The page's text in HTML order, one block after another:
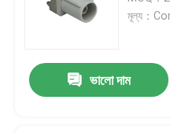
মূল্য：
ভালো দাম